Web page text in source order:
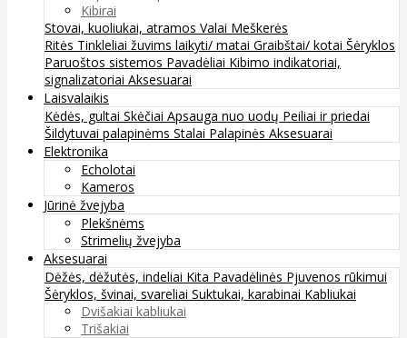
Kibirai
Stovai, kuoliukai, atramos Valai Meškerės
Ritės Tinkleliai žuvims laikyti/ matai Graibštai/ kotai Šėryklos
Paruoštos sistemos Pavadėliai Kibimo indikatoriai,
signalizatoriai Aksesuarai
Laisvalaikis
Kėdės, gultai Skėčiai Apsauga nuo uodų Peiliai ir priedai
Šildytuvai palapinėms Stalai Palapinės Aksesuarai
Elektronika
Echolotai
Kameros
Jūrinė žvejyba
Plekšnėms
Strimelių žvejyba
Aksesuarai
Dėžės, dėžutės, indeliai Kita Pavadėlinės Pjuvenos rūkimui
Šėryklos, švinai, svareliai Suktukai, karabinai Kabliukai
Dvišakiai kabliukai
Trišakiai